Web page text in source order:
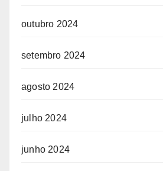
outubro 2024
setembro 2024
agosto 2024
julho 2024
junho 2024